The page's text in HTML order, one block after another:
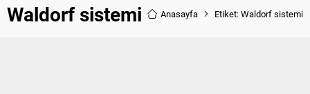
Waldorf sistemi Anasayfa Etiket: Waldorf sistemi